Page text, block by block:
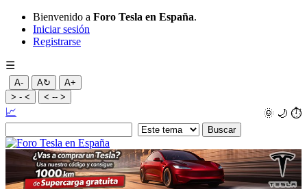
Bienvenido a Foro Tesla en España.
Iniciar sesión
Registrarse
☰
A- A↻
A+
> - <
< -- >
🌞 🌙 ⏱️
📈